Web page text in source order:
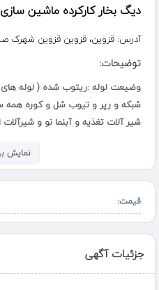
دیگ بخار کارکرده ماشین
آدرس: قزوین، قزوین قزوین شهرک
توضیحات:
وضیعت لوله :ریتوب شده ( لوله های
شبکه و رپر و تیوب شل و کوره همه
شیر آلات تغذیه و آبنما نو و
مشعل سرویس و اورهال شده وایساپ
جهت کسب اطلاعات بیشتر و مشاوره
09121813704 مهندس چگینی
نمایش
قیمت:
جزئیات آگهی